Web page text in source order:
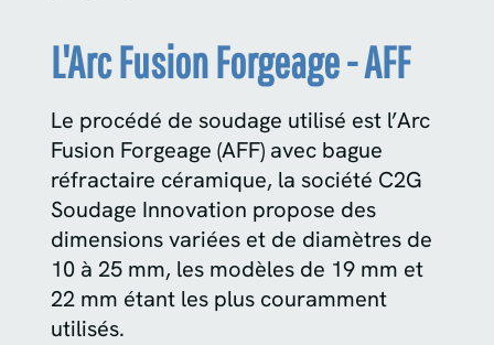
L'Arc Fusion Forgeage - AFF
Le procédé de soudage utilisé est l’Arc
Fusion Forgeage (AFF) avec bague
réfractaire céramique, la société C2G
Soudage Innovation propose des
dimensions variées et de diamètres de
10 à 25 mm, les modèles de 19 mm et
22 mm étant les plus couramment
utilisés.